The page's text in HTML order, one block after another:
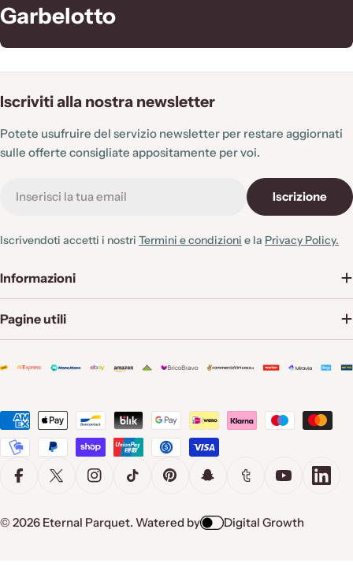
C
o
l
l
z
e
:
Garbelotto
Iscriviti alla nostra newsletter
Potete usufruire del servizio newsletter per restare aggiornati
sulle offerte consigliate appositamente per voi.
mail
Iscrizione
Iscrivendoti accetti i nostri Termini e condizioni e la Privacy Policy.
Informazioni
Pagine utili
Metodi
di
pagamento
FacebookX (Twitter)InstagramTikTokPinterestSnapchatTumblrYouTube
© 2026 Eternal Parquet. Watered by Digital Growth